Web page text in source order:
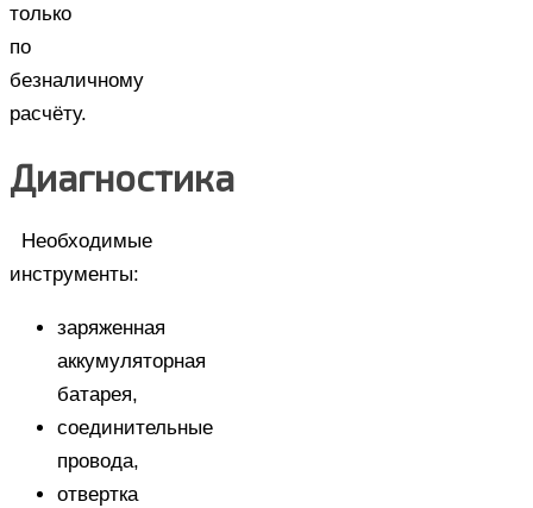
только
по
безналичному
расчёту.
Диагностика
Необходимые
инструменты:
заряженная
аккумуляторная
батарея,
соединительные
провода,
отвертка